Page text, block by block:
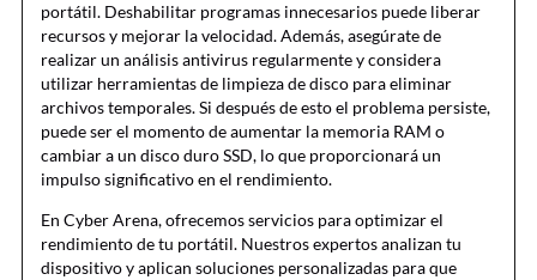
portátil. Deshabilitar programas innecesarios puede liberar
recursos y mejorar la velocidad. Además, asegúrate de
realizar un análisis antivirus regularmente y considera
utilizar herramientas de limpieza de disco para eliminar
archivos temporales. Si después de esto el problema persiste,
puede ser el momento de aumentar la memoria RAM o
cambiar a un disco duro SSD, lo que proporcionará un
impulso significativo en el rendimiento.
En Cyber Arena, ofrecemos servicios para optimizar el
rendimiento de tu portátil. Nuestros expertos analizan tu
dispositivo y aplican soluciones personalizadas para que